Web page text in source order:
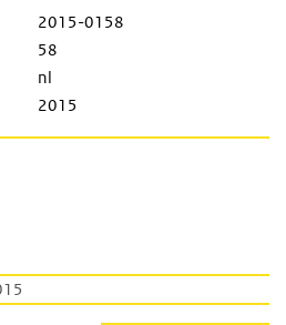
2015-0158
58
nl
2015